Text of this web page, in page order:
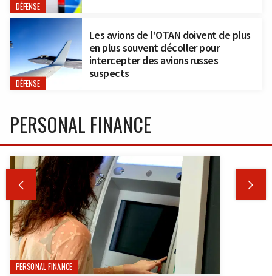
DÉFENSE
DÉFENSE
Les avions de l’OTAN doivent de plus
en plus souvent décoller pour
intercepter des avions russes
suspects
PERSONAL FINANCE
 
PERSONAL FINANCE